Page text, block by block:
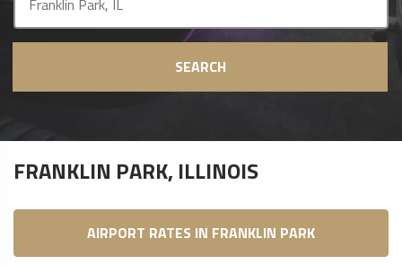
SEARCH
FRANKLIN PARK, ILLINOIS
AIRPORT RATES IN FRANKLIN PARK